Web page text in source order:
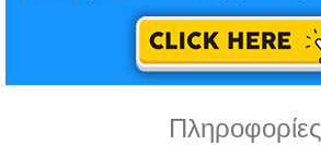
Πληροφορίες